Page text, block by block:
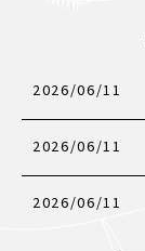
2026/06/11
2026/06/11
2026/06/11